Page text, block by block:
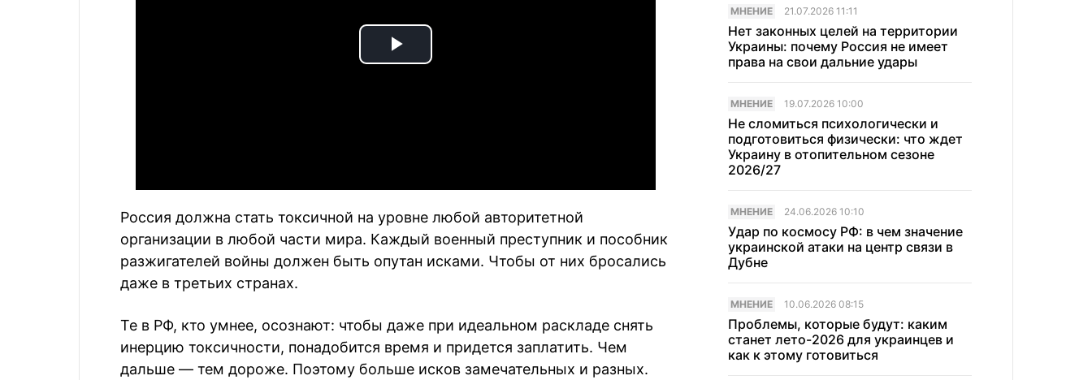
Play
Россия должна стать токсичной на уровне любой авторитетной
организации в любой части мира. Каждый военный преступник и пособник
разжигателей войны должен быть опутан исками. Чтобы от них бросались
даже в третьих странах.
Те в РФ, кто умнее, осознают: чтобы даже при идеальном раскладе снять
инерцию токсичности, понадобится время и придется заплатить. Чем
дальше — тем дороже. Поэтому больше исков замечательных и разных.
МНЕНИЕ 21.07.2026 11:11
Нет законных целей на территории
Украины: почему Россия не имеет
права на свои дальние удары
МНЕНИЕ 19.07.2026 10:00
Не сломиться психологически и
подготовиться физически: что ждет
Украину в отопительном сезоне
2026/27
МНЕНИЕ 24.06.2026 10:10
Удар по космосу РФ: в чем значение
украинской атаки на центр связи в
Дубне
МНЕНИЕ 10.06.2026 08:15
Проблемы, которые будут: каким
станет лето-2026 для украинцев и
как к этому готовиться